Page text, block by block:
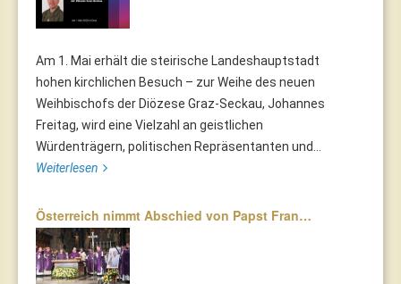
Am 1. Mai erhält die steirische Landeshauptstadt
hohen kirchlichen Besuch – zur Weihe des neuen
Weihbischofs der Diözese Graz-Seckau, Johannes
Freitag, wird eine Vielzahl an geistlichen
Würdenträgern, politischen Repräsentanten und...
Weiterlesen
Österreich nimmt Abschied von Papst Fran…